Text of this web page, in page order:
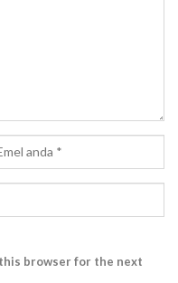
this browser for the next